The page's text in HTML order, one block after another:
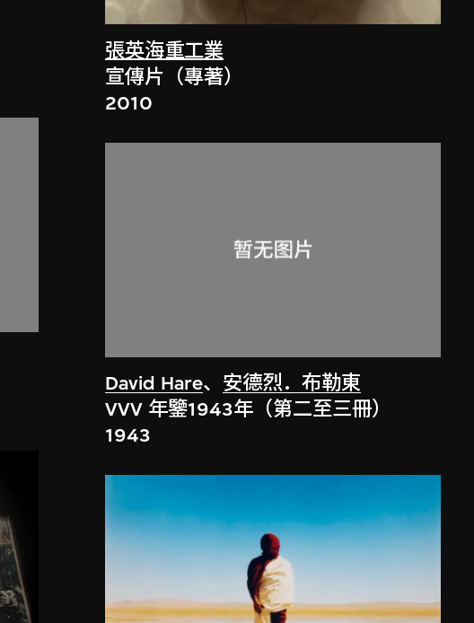
張英海重工業
宣傳片（專著）
2010
David Hare、 安德烈．布勒東
VVV 年鑒1943年（第二至三冊）
1943